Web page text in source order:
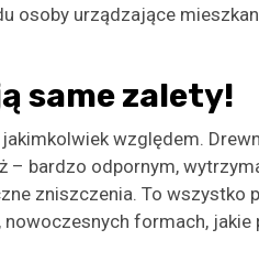
osoby urządzające
same zalety!
względem.
bardzo odpornym,
zniszczenia. To wszystko
formach,